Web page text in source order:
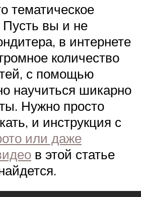
тематическое
вы и не
в интернете
количество
с помощью
научиться шикарно
Нужно просто
и инструкция с
или даже
в этой статье